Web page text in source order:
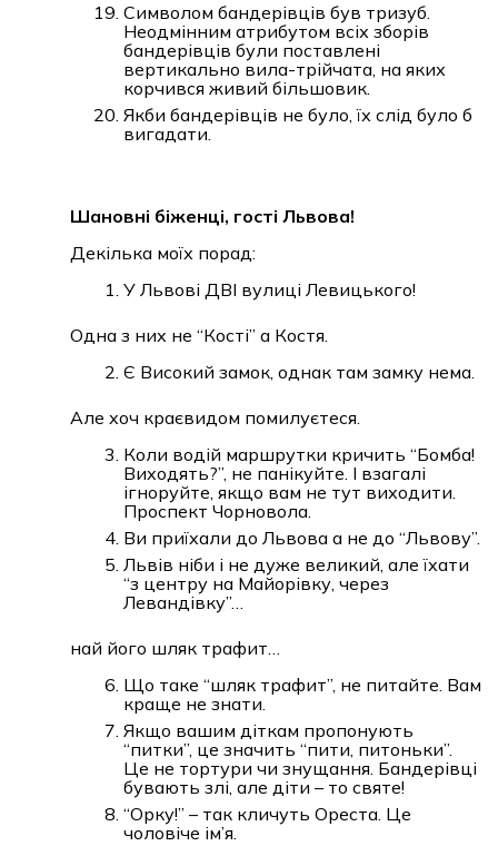
Символом бандерівців був тризуб.
Неодмінним атрибутом всіх зборів
бандерівців були поставлені
вертикально вила-трійчата, на яких
корчився живий більшовик.
Якби бандерівців не було, їх слід було б
вигадати.
Шановні біженці, гості Львова!
Декілька моїх порад:
У Львові ДВІ вулиці Левицького!
Одна з них не “Кості” а Костя.
Є Високий замок, однак там замку нема.
Але хоч краєвидом помилуєтеся.
Коли водій маршрутки кричить “Бомба!
Виходять?”, не панікуйте. І взагалі
ігноруйте, якщо вам не тут виходити.
Проспект Чорновола.
Ви приїхали до Львова а не до “Львову”.
Львів ніби і не дуже великий, але їхати
“з центру на Майорівку, через
Левандівку”…
най його шляк трафит…
Що таке “шляк трафит”, не питайте. Вам
краще не знати.
Якщо вашим діткам пропонують
“питки”, це значить “пити, питоньки”.
Це не тортури чи знущання. Бандерівці
бувають злі, але діти – то святе!
“Орку!” – так кличуть Ореста. Це
чоловіче ім’я.